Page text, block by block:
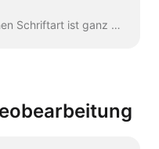
Das Hinzufügen einer eigenen Schriftart ist ganz einfach. Der erste Weg dazu führt über den Markenmanager. Klicken Sie in einem beliebigen Projekt auf "Marken verwalten", das ist in der oberen ...